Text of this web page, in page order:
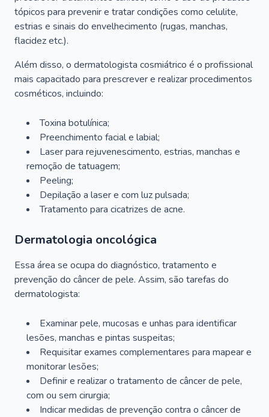
tópicos para prevenir e tratar condições como celulite,
estrias e sinais do envelhecimento (rugas, manchas,
flacidez etc.).
Além disso, o dermatologista cosmiátrico é o profissional
mais capacitado para prescrever e realizar procedimentos
cosméticos, incluindo:
Toxina botulínica;
Preenchimento facial e labial;
Laser para rejuvenescimento, estrias, manchas e
remoção de tatuagem;
Peeling;
Depilação a laser e com luz pulsada;
Tratamento para cicatrizes de acne.
Dermatologia oncológica
Essa área se ocupa do diagnóstico, tratamento e
prevenção do câncer de pele. Assim, são tarefas do
dermatologista:
Examinar pele, mucosas e unhas para identificar
lesões, manchas e pintas suspeitas;
Requisitar exames complementares para mapear e
monitorar lesões;
Definir e realizar o tratamento de câncer de pele,
com ou sem cirurgia;
Indicar medidas de prevenção contra o câncer de